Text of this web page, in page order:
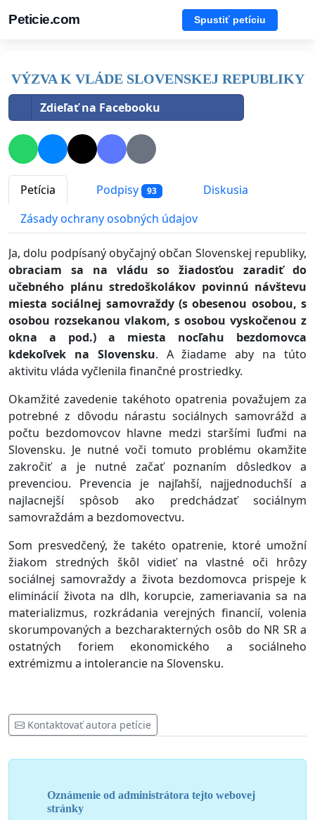
Peticie.com Spustiť petíciu
VÝZVA K VLÁDE SLOVENSKEJ REPUBLIKY
Zdieľať na Facebooku
Petícia Podpisy 93
Diskusia
Zásady ochrany osobných údajov
Ja, dolu podpísaný obyčajný občan Slovenskej republiky,
obraciam sa na vládu so žiadosťou zaradiť do
učebného plánu stredoškolákov povinnú návštevu
miesta sociálnej samovraždy (s obesenou osobou, s
osobou rozsekanou vlakom, s osobou vyskočenou z
okna a pod.) a miesta nocľahu bezdomovca
kdekoľvek na Slovensku. A žiadame aby na túto
aktivitu vláda vyčlenila finančné prostriedky.
Okamžité zavedenie takéhoto opatrenia považujem za
potrebné z dôvodu nárastu sociálnych samovrážd a
počtu bezdomovcov hlavne medzi staršími ľuďmi na
Slovensku. Je nutné voči tomuto problému okamžite
zakročiť a je nutné začať poznaním dôsledkov a
prevenciou. Prevencia je najľahší, najjednoduchší a
najlacnejší spôsob ako predchádzať sociálnym
samovraždám a bezdomovectvu.
Som presvedčený, že takéto opatrenie, ktoré umožní
žiakom stredných škôl vidieť na vlastné oči hrôzy
sociálnej samovraždy a života bezdomovca prispeje k
eliminácií života na dlh, korupcie, zameriavania sa na
materializmus, rozkrádania verejných financií, volenia
skorumpovaných a bezcharakterných osôb do NR SR a
ostatných foriem ekonomického a sociálneho
extrémizmu a intolerancie na Slovensku.
Kontaktovať autora petície
Oznámenie od administrátora tejto webovej
stránky